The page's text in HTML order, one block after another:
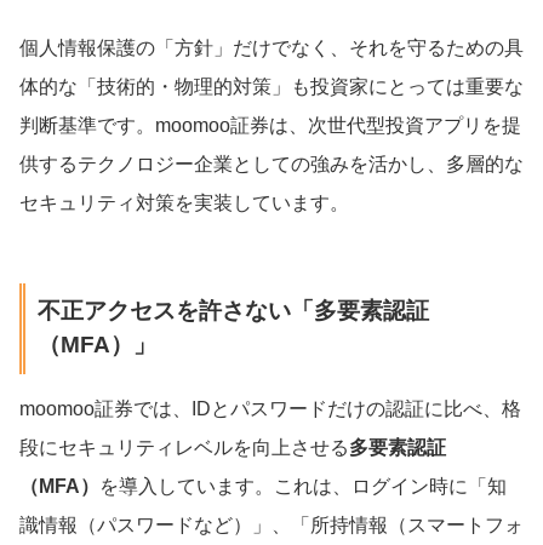
個人情報保護の「方針」だけでなく、それを守るための具
体的な「技術的・物理的対策」も投資家にとっては重要な
判断基準です。moomoo証券は、次世代型投資アプリを提
供するテクノロジー企業としての強みを活かし、多層的な
セキュリティ対策を実装しています。
不正アクセスを許さない「多要素認証
（MFA）」
moomoo証券では、IDとパスワードだけの認証に比べ、格
段にセキュリティレベルを向上させる多要素認証
（MFA）
を導入しています。これは、ログイン時に「知
識情報（パスワードなど）」、「所持情報（スマートフォ